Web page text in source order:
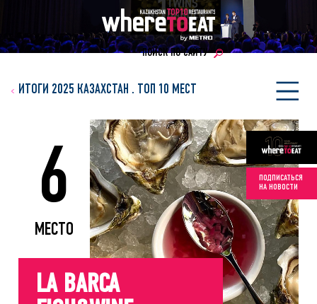
ПОИСК ПО САЙТУ
ПОДПИСАТЬСЯ
НА НОВОСТИ
ИТОГИ 2025 КАЗАХСТАН . ТОП 10 МЕСТ
6
МЕСТО
LA BARCA